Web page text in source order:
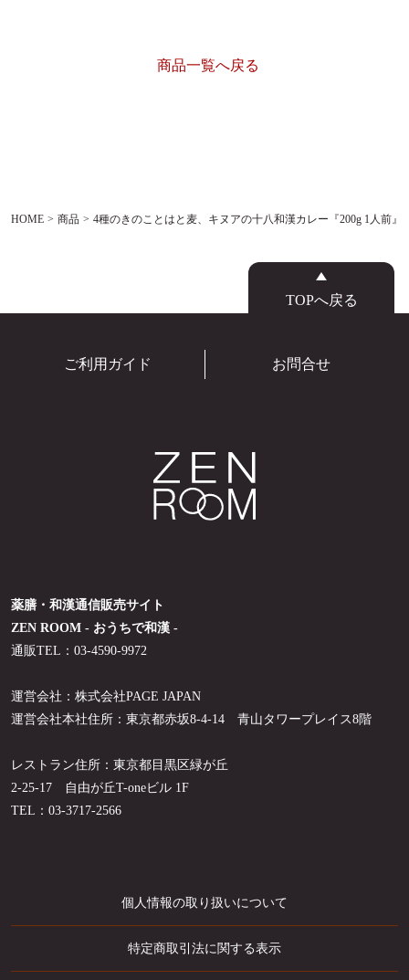
商品一覧へ戻る
HOME 商品 4種のきのことはと麦、キヌアの十八和漢カレー『200g 1人前
TOPへ戻る
ご利用ガイド お問合せ
薬膳・和漢通信販売サイト
ZEN ROOM - おうちで和漢 -
通販TEL：03-4590-9972
運営会社：株式会社PAGE JAPAN
運営会社本社住所：東京都赤坂8-4-14 青山タワープレイス8階
レストラン住所：東京都目黒区緑が丘
2-25-17 自由が丘T-oneビル 1F
TEL：03-3717-2566
個人情報の取り扱いについて
特定商取引法に関する表示